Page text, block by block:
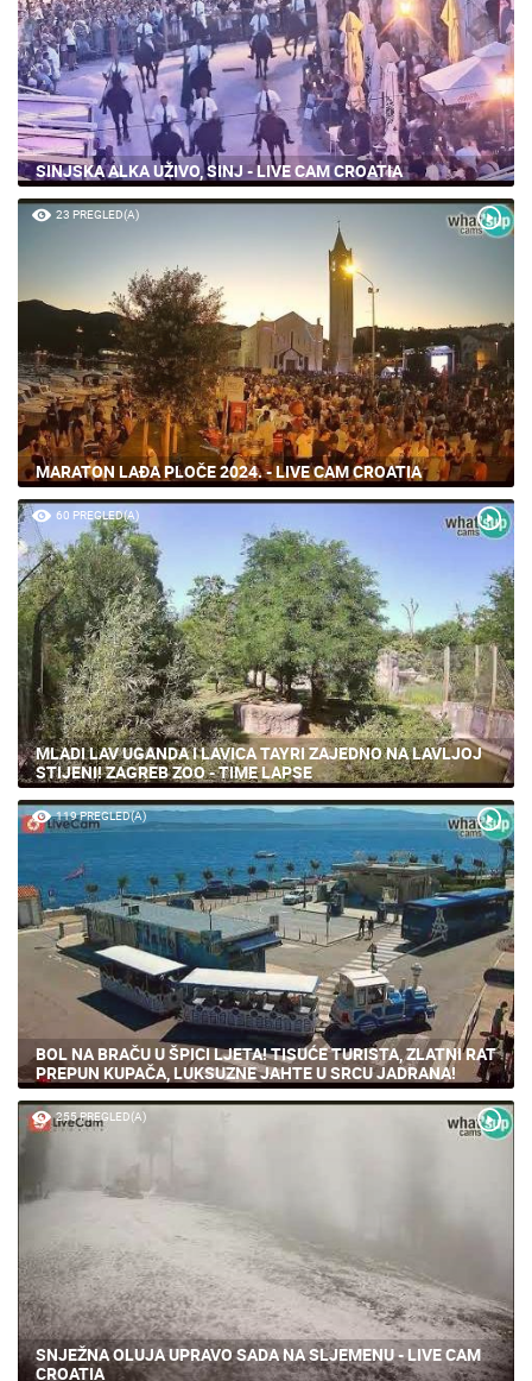
SINJSKA ALKA UŽIVO, SINJ - LIVE CAM CROATIA
23 PREGLED(A)
MARATON LAĐA PLOČE 2024. - LIVE CAM CROATIA
60 PREGLED(A)
MLADI LAV UGANDA I LAVICA TAYRI ZAJEDNO NA LAVLJOJ
STIJENI! ZAGREB ZOO - TIME LAPSE
119 PREGLED(A)
BOL NA BRAČU U ŠPICI LJETA! TISUĆE TURISTA, ZLATNI RAT
PREPUN KUPAČA, LUKSUZNE JAHTE U SRCU JADRANA!
255 PREGLED(A)
SNJEŽNA OLUJA UPRAVO SADA NA SLJEMENU - LIVE CAM
CROATIA